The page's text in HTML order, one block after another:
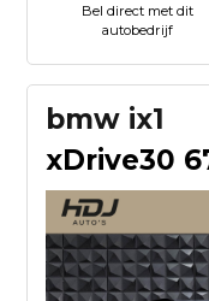
Bel direct met dit
autobedrijf
bmw ix1